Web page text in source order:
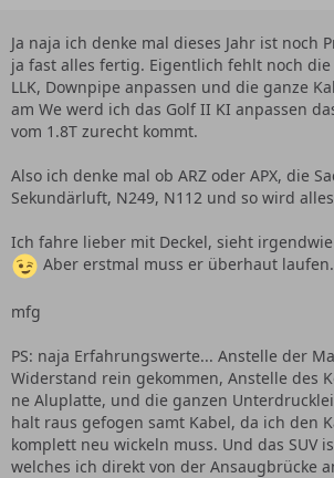
Ja naja ich denke mal dieses Jahr ist noch
ja fast alles fertig. Eigentlich fehlt noch
LLK, Downpipe anpassen und die ganze
am We werd ich das Golf II KI anpassen
vom 1.8T zurecht kommt.
Also ich denke mal ob ARZ oder APX, die
Sekundärluft, N249, N112 und so wird
Ich fahre lieber mit Deckel, sieht
Aber erstmal muss er überhaut
mfg
PS: naja Erfahrungswerte... Anstelle der
Widerstand rein gekommen, Anstelle des
ne Aluplatte, und die ganzen
halt raus gefogen samt Kabel, da ich den
komplett neu wickeln muss. Und das SUV
welches ich direkt von der Ansaugbrücke